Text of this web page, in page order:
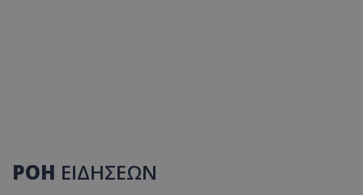
ΡΟΗ ΕΙΔΗΣΕΩΝ